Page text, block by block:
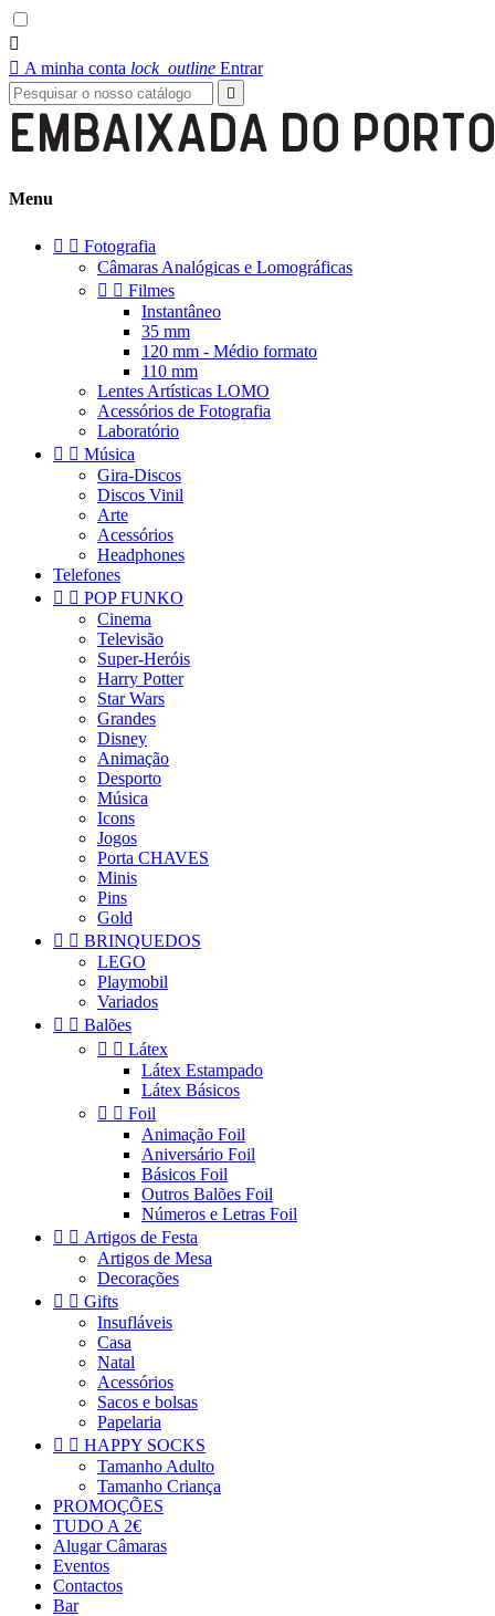

 A minha conta lock_outline Entrar

Menu
  Fotografia
Câmaras Analógicas e Lomográficas
  Filmes
Instantâneo
35 mm
120 mm - Médio formato
110 mm
Lentes Artísticas LOMO
Acessórios de Fotografia
Laboratório
  Música
Gira-Discos
Discos Vinil
Arte
Acessórios
Headphones
Telefones
  POP FUNKO
Cinema
Televisão
Super-Heróis
Harry Potter
Star Wars
Grandes
Disney
Animação
Desporto
Música
Icons
Jogos
Porta CHAVES
Minis
Pins
Gold
  BRINQUEDOS
LEGO
Playmobil
Variados
  Balões
  Látex
Látex Estampado
Látex Básicos
  Foil
Animação Foil
Aniversário Foil
Básicos Foil
Outros Balões Foil
Números e Letras Foil
  Artigos de Festa
Artigos de Mesa
Decorações
  Gifts
Insufláveis
Casa
Natal
Acessórios
Sacos e bolsas
Papelaria
  HAPPY SOCKS
Tamanho Adulto
Tamanho Criança
PROMOÇÕES
TUDO A 2€
Alugar Câmaras
Eventos
Contactos
Bar